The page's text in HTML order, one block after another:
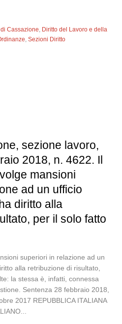
Cassazione, Diritto del Lavoro e della
,Sezioni Diritto
sezione lavoro,
2018, n. 4622. Il
mansioni
ad un ufficio
diritto alla
per il solo fatto
superiori in relazione ad un
alla retribuzione di risultato,
la stessa è, infatti, connessa
Sentenza 28 febbraio 2018,
2017 REPUBBLICA ITALIANA